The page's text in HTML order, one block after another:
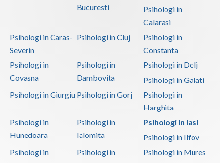
Bucuresti
Psihologi in
Calarasi
Psihologi in Caras-
Severin
Psihologi in Cluj
Psihologi in
Constanta
Psihologi in
Covasna
Psihologi in
Dambovita
Psihologi in Dolj
Psihologi in Galati
Psihologi in Giurgiu Psihologi in Gorj
Psihologi in
Harghita
Psihologi in
Hunedoara
Psihologi in
Ialomita
Psihologi in Iasi
Psihologi in Ilfov
Psihologi in
Psihologi in
Psihologi in Mures